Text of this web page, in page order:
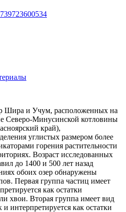
Шира и Учум, расположенных на
Северо-Минусинской котловины
край),
углистых размером более
горения растительности
Возраст исследованных
до 1400 и 500 лет назад
обоих озер обнаружены
Первая группа частиц имеет
как остатки
хвои. Вторая группа имеет вид
интерпретируется как остатки